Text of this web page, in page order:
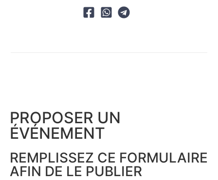
PROPOSER UN
ÉVÉNEMENT​
REMPLISSEZ CE FORMULAIRE
AFIN DE LE PUBLIER